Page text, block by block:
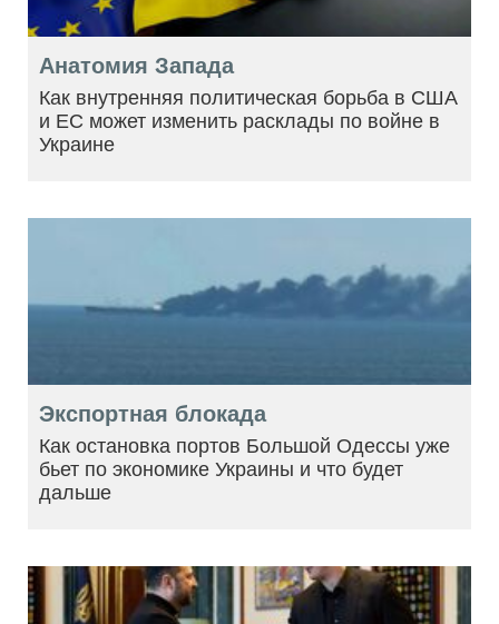
Анатомия Запада
Как внутренняя политическая борьба в США
и ЕС может изменить расклады по войне в
Украине
Экспортная блокада
Как остановка портов Большой Одессы уже
бьет по экономике Украины и что будет
дальше